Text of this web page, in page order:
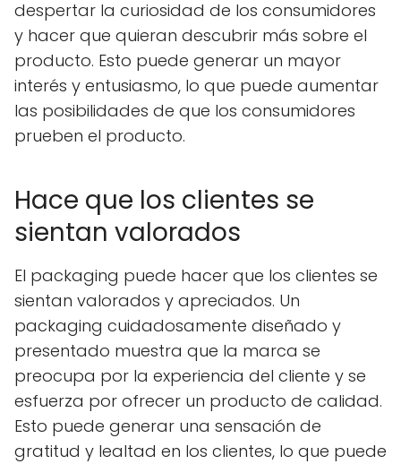
despertar la curiosidad de los consumidores
y hacer que quieran descubrir más sobre el
producto. Esto puede generar un mayor
interés y entusiasmo, lo que puede aumentar
las posibilidades de que los consumidores
prueben el producto.
Hace que los clientes se
sientan valorados
El packaging puede hacer que los clientes se
sientan valorados y apreciados. Un
packaging cuidadosamente diseñado y
presentado muestra que la marca se
preocupa por la experiencia del cliente y se
esfuerza por ofrecer un producto de calidad.
Esto puede generar una sensación de
gratitud y lealtad en los clientes, lo que puede